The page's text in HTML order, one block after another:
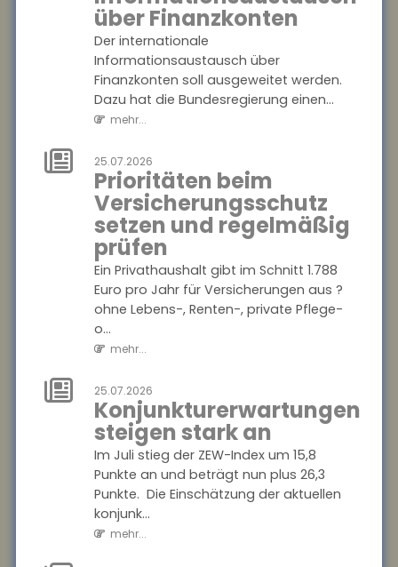
über Finanzkonten
Der internationale
Informationsaustausch über
Finanzkonten soll ausgeweitet werden.
Dazu hat die Bundesregierung einen...
mehr...
25.07.2026
Prioritäten beim
Versicherungsschutz
setzen und regelmäßig
prüfen
Ein Privathaushalt gibt im Schnitt 1.788
Euro pro Jahr für Versicherungen aus ?
ohne Lebens-, Renten-, private Pflege-
o...
mehr...
25.07.2026
Konjunkturerwartungen
steigen stark an
Im Juli stieg der ZEW-Index um 15,8
Punkte an und beträgt nun plus 26,3
Punkte. Die Einschätzung der aktuellen
konjunk...
mehr...
Rahmen des Proj...
mehr...
25.07.2026
Gesetzentwurf
zur
Der Gesetzentwurf zur
Frühstartrente nimmt Formen
an. Demnach sollen für jedes
Kind vom sechsten bis zum
18. Lebensjahr...
mehr...
25.07.2026
Versicherungsjahre
die Rentenhöhe
aus
Die Höhe der Renten aus der
gesetzlichen
Rentenversicherung verteile
sich von kleinen Renten bis
hin zu sehr hohen Rente...
mehr...